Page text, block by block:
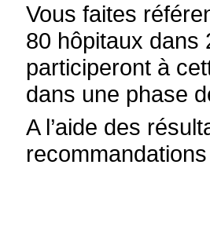
Vous faites
80 hôpitaux dans
participeront à
dans une phase
A l’aide des